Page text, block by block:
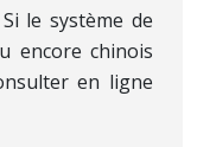
le système de
encore chinois
en ligne